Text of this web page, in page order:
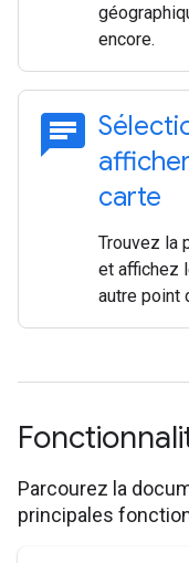
encore.
chat
carte
Trouvez la
et affichez
autre point
Parcourez la
principales